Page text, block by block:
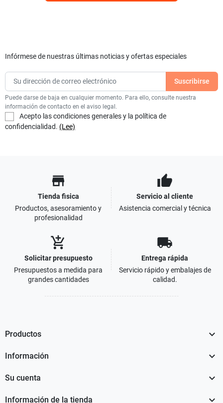
Infórmese de nuestras últimas noticias y ofertas especiales
Puede darse de baja en cualquier momento. Para ello, consulte nuestra
información de contacto en el aviso legal.
Acepto las condiciones generales y la política de
confidencialidad. (Lee)
store
Tienda fisica
Productos, asesoramiento y
profesionalidad
thumb_up
Servicio al cliente
Asistencia comercial y técnica
add_shopping_cart
Solicitar presupuesto
Presupuestos a medida para
grandes cantidades
local_shipping
Entrega rápida
Servicio rápido y embalajes de
calidad.
Productos 
Información 
Su cuenta 
Información de la tienda 